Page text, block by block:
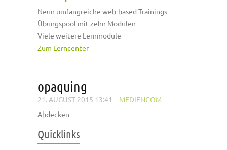
Neun umfangreiche web-based Trainings
Übungspool mit zehn Modulen
Viele weitere Lernmodule
Zum Lerncenter
opaquing
21. AUGUST 2015 13:41 – MEDIENCOM
Abdecken
Quicklinks